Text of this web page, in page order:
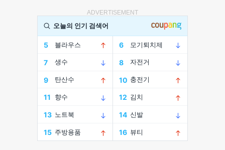
ADVERTISEMENT